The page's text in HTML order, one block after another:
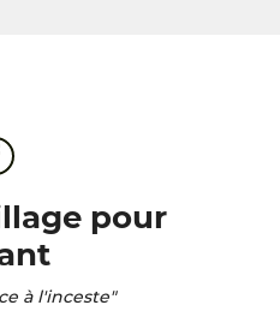
pour
à l'inceste"